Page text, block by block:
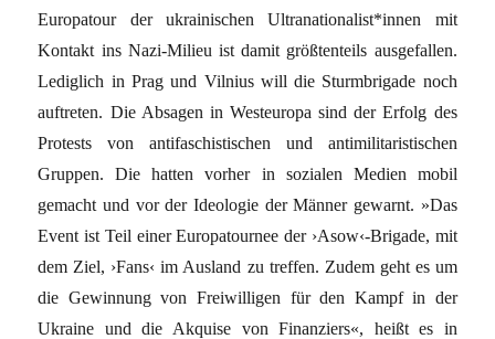
Europatour der ukrainischen Ultranationalist*innen mit
Kontakt ins Nazi-Milieu ist damit größtenteils ausgefallen.
Lediglich in Prag und Vilnius will die Sturmbrigade noch
auftreten. Die Absagen in Westeuropa sind der Erfolg des
Protests von antifaschistischen und antimilitaristischen
Gruppen. Die hatten vorher in sozialen Medien mobil
gemacht und vor der Ideologie der Männer gewarnt. »Das
Event ist Teil einer Europatournee der ›Asow‹-Brigade, mit
dem Ziel, ›Fans‹ im Ausland zu treffen. Zudem geht es um
die Gewinnung von Freiwilligen für den Kampf in der
Ukraine und die Akquise von Finanziers«, heißt es in